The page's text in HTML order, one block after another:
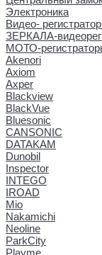
Электроника
Видео-
ЗЕРКАЛА-
МОТО-
Akenori
Axiom
Axper
Blackview
BlackVue
Bluesonic
CANSONIC
DATAKAM
Dunobil
Inspector
INTEGO
IROAD
Mio
Nakamichi
Neoline
ParkCity
Playme